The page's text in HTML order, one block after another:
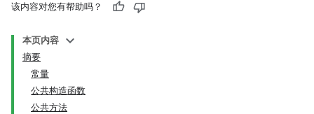
该内容对您有帮助吗？
本页内容
摘要
常量
公共构造函数
公共方法